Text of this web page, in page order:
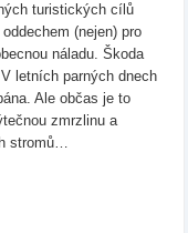
turistických cílů
(nejen) pro
náladu. Škoda
letních parných dnech
Ale občas je to
zmrzlinu a
stromů…